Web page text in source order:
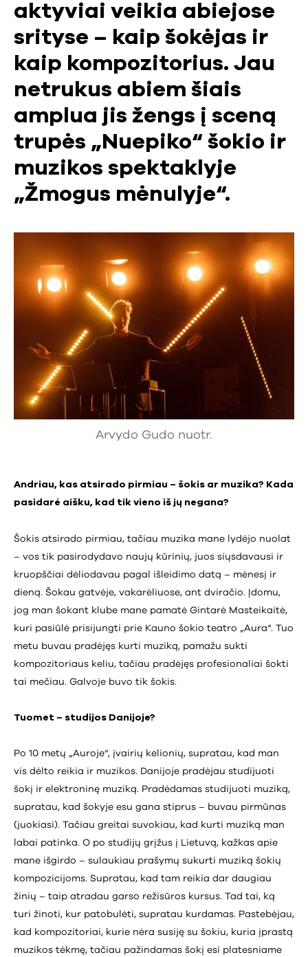
aktyviai veikia abiejose
srityse – kaip šokėjas ir
kaip kompozitorius. Jau
netrukus abiem šiais
amplua jis žengs į sceną
trupės „Nuepiko“ šokio ir
muzikos spektaklyje
„Žmogus mėnulyje“.
Arvydo Gudo nuotr.
Andriau, kas atsirado pirmiau – šokis ar muzika? Kada
pasidarė aišku, kad tik vieno iš jų negana?
Šokis atsirado pirmiau, tačiau muzika mane lydėjo nuolat
– vos tik pasirodydavo naujų kūrinių, juos siųsdavausi ir
kruopščiai dėliodavau pagal išleidimo datą – mėnesį ir
dieną. Šokau gatvėje, vakarėliuose, ant dviračio. Įdomu,
jog man šokant klube mane pamatė Gintarė Masteikaitė,
kuri pasiūlė prisijungti prie Kauno šokio teatro „Aura“. Tuo
metu buvau pradėjęs kurti muziką, pamažu sukti
kompozitoriaus keliu, tačiau pradėjęs profesionaliai šokti
tai mečiau. Galvoje buvo tik šokis.
Tuomet – studijos Danijoje?
Po 10 metų „Auroje“, įvairių kelionių, supratau, kad man
vis dėlto reikia ir muzikos. Danijoje pradėjau studijuoti
šokį ir elektroninę muziką. Pradėdamas studijuoti muziką,
supratau, kad šokyje esu gana stiprus – buvau pirmūnas
(juokiasi). Tačiau greitai suvokiau, kad kurti muziką man
labai patinka. O po studijų grįžus į Lietuvą, kažkas apie
mane išgirdo – sulaukiau prašymų sukurti muziką šokių
kompozicijoms. Supratau, kad tam reikia dar daugiau
žinių – taip atradau garso režisūros kursus. Tad tai, ką
turi žinoti, kur patobulėti, supratau kurdamas. Pastebėjau,
kad kompozitoriai, kurie nėra susiję su šokiu, kuria įprastą
muzikos tėkmę, tačiau pažindamas šokį esi platesniame